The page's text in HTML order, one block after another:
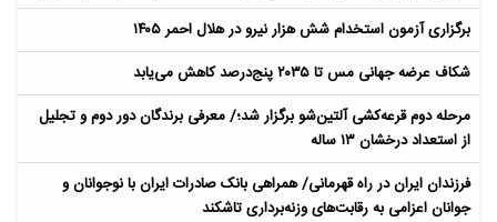
برگزاری آزمون استخدام شش هزار نیرو در هلال احمر ۱۴۰۵
شکاف عرضه جهانی مس تا ۲۰۳۵ پنج‌درصد کاهش می‌یابد
مرحله دوم قرعه‌کشی آلتین‌شو برگزار شد؛/ معرفی برندگان دور دوم و تجلیل
از استعداد درخشان ۱۳ ساله
​فرزندان ایران در راه قهرمانی/ همراهی بانک صادرات ایران با نوجوانان و
جوانان اعزامی به رقابت‌های وزنه‌برداری تاشکند